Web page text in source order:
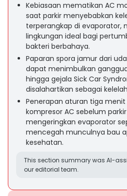
Kebiasaan mematikan AC
saat parkir menyebabkan
terperangkap di evaporator,
lingkungan ideal bagi
bakteri berbahaya.
Paparan spora jamur dari
dapat menimbulkan
hingga gejala Sick Car
disalahartikan sebagai
Penerapan aturan tiga
kompresor AC sebelum
mengeringkan evaporator
mencegah munculnya bau
kesehatan.
This section summary was AI-
our editorial team.